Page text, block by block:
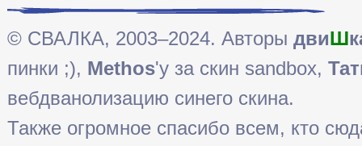
© СВАЛКА, 2003–2024. Авторы двиШ
пинки ;), Methos'у за скин sandbox,
вебдванолизацию синего скина.
Также огромное спасибо всем, кто